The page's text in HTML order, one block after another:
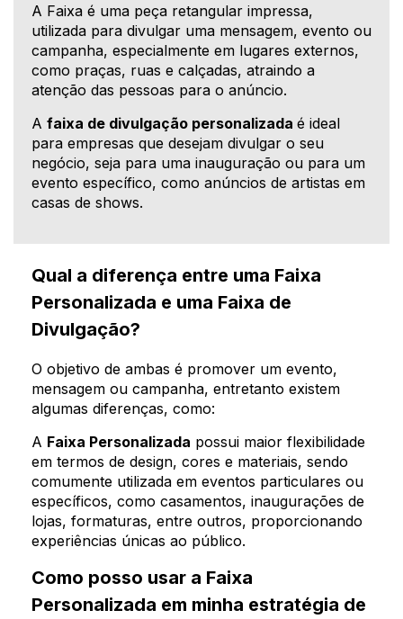
A Faixa é uma peça retangular impressa,
utilizada para divulgar uma mensagem, evento ou
campanha, especialmente em lugares externos,
como praças, ruas e calçadas, atraindo a
atenção das pessoas para o anúncio.
A faixa de divulgação personalizada é ideal
para empresas que desejam divulgar o seu
negócio, seja para uma inauguração ou para um
evento específico, como anúncios de artistas em
casas de shows.
Qual a diferença entre uma Faixa
Personalizada e uma Faixa de
Divulgação?
O objetivo de ambas é promover um evento,
mensagem ou campanha, entretanto existem
algumas diferenças, como:
A Faixa Personalizada possui maior flexibilidade
em termos de design, cores e materiais, sendo
comumente utilizada em eventos particulares ou
específicos, como casamentos, inaugurações de
lojas, formaturas, entre outros, proporcionando
experiências únicas ao público.
Como posso usar a Faixa
Personalizada em minha estratégia de